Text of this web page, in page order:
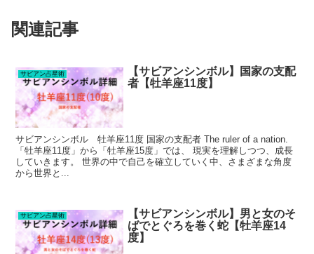
関連記事
サビアン占星術
【サビアンシンボル】国家の支配
者【牡羊座11度】
サビアンシンボル 牡羊座11度 国家の支配者 The ruler of a nation.
「牡羊座11度」から「牡羊座15度」では、 現実を理解しつつ、成長
していきます。 世界の中で自己を確立していく中、さまざまな角度
から世界と...
サビアン占星術
【サビアンシンボル】男と女のそ
ばでとぐろを巻く蛇【牡羊座14
度】